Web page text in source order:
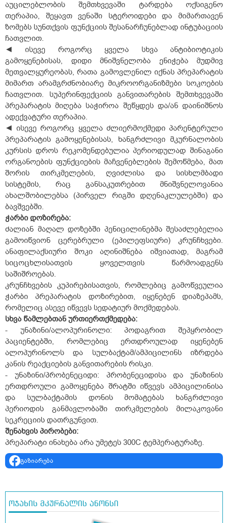
აუცილებლობის შემთხვევაში ტარდება ოქსიგენო
თერაპია, შეყავთ ვენაში სტეროიდები და მიმართავენ
ზომებს სუნთქვის ფუნქციის შესანარჩუნებლად ინტუბაციის
ჩათვლით.
◄ ისევე როგორც ყველა სხვა ანტიბიოტიკის
გამოყენებისას, დიდი მნიშვნელობა ენიჭება მუდმივ
მეთვალყურეობას, რათა გამოვლენილ იქნას პრეპარატის
მიმართ არამგრძნობიარე მიკროორგანიზმები სოკოების
ჩათვლით. სუპერინფექციის განვითარების შემთხვევაში
პრეპარატის მიღება საჭიროა შეწყდეს და/ან დაინიშნოს
ადექვატური თერაპია.
◄ ისევე როგორც ყველა ძლიერმოქმედი პარენტერული
პრეპარატის გამოყენებისას, ხანგრძლივი მკურნალობის
კურსის დროს რეკომენდებულია პერიოდულად შინაგანი
ორგანოების ფუნქციების მაჩვენებლების შემოწმება, მათ
შორის თირკმელების, ღვიძლისა და სისხლმბადი
სისტემის, რაც განსაკუთრებით მნიშვნელოვანია
ახალშობილებსა (პირველ რიგში დღენაკლულებში) და
ბავშვებში.
ჭარბი დოზირება:
ძალიან მაღალ დოზებში პენიცილინებმა შესაძლებელია
გამოიწვიონ ცერებრული (ეპილეფსიური) კრუნჩხვები.
ანაფილაქსიური შოკი აღინიშნება იშვიათად, მაგრამ
სიცოცხლისათვის ყოველთვის წარმოადგენს
საშიშროებას.
კრუნჩხვების კუპირებისათვის, რომლებიც გამოწვეულია
ჭარბი პრეპარატის დოზირებით, იყენებენ დიაზეპამს,
რომელიც ასევე იწვევს სედატიურ მოქმედებას.
სხვა წამლებთანურთიერთქმედება:
- უნაზინი/ალოპურინოლი: პოდაგრით შეპყრობილ
პაციენტებში, რომლებიც ერთდროულად იყენებენ
ალოპურინოლს და სულბაქტამ/ამპიცილინს იზრდება
კანის რეაქციების განვითარების რისკი.
- უნაზინი/პრობენეციდი: პრობენეციდისა და უნაზინის
ერთდროული გამოყენება შრატში იწვევს ამპიცილინისა
და სულბაქტამის დონის მომატებას ხანგრძლივი
პერიოდის განმავლობაში თირკმელების მილაკოვანი
სეკრეციის დათრგუნვით.
შენახვისპირობები:
პრეპარატი ინახება არა უმეტეს 300C ტემპერატურაზე.
გაზიარება
ოჯახის მკურნალის ანონსი